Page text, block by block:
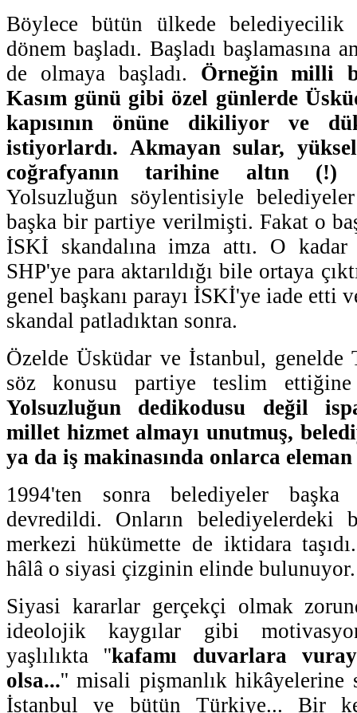
Böylece bütün ülkede belediyecilik
dönem başladı. Başladı başlamasına
de olmaya başladı. Örneğin milli
Kasım günü gibi özel günlerde
kapısının önüne dikiliyor ve
istiyorlardı. Akmayan sular,
coğrafyanın tarihine altın (!)
Yolsuzluğun söylentisiyle
başka bir partiye verilmişti. Fakat o
İSKİ skandalına imza attı. O
SHP'ye para aktarıldığı bile ortaya
genel başkanı parayı İSKİ'ye iade etti
skandal patladıktan sonra.
Özelde Üsküdar ve İstanbul,
söz konusu partiye teslim
Yolsuzluğun dedikodusu değil
millet hizmet almayı unutmuş,
ya da iş makinasında onlarca
1994'ten sonra belediyeler
devredildi. Onların belediyelerdeki
merkezi hükümette de iktidara
hâlâ o siyasi çizginin elinde bulunuyor.
Siyasi kararlar gerçekçi olmak
ideolojik kaygılar gibi
yaşlılıkta ''kafamı duvarlara
olsa...'' misali pişmanlık hikâyelerine
İstanbul ve bütün Türkiye... Bir